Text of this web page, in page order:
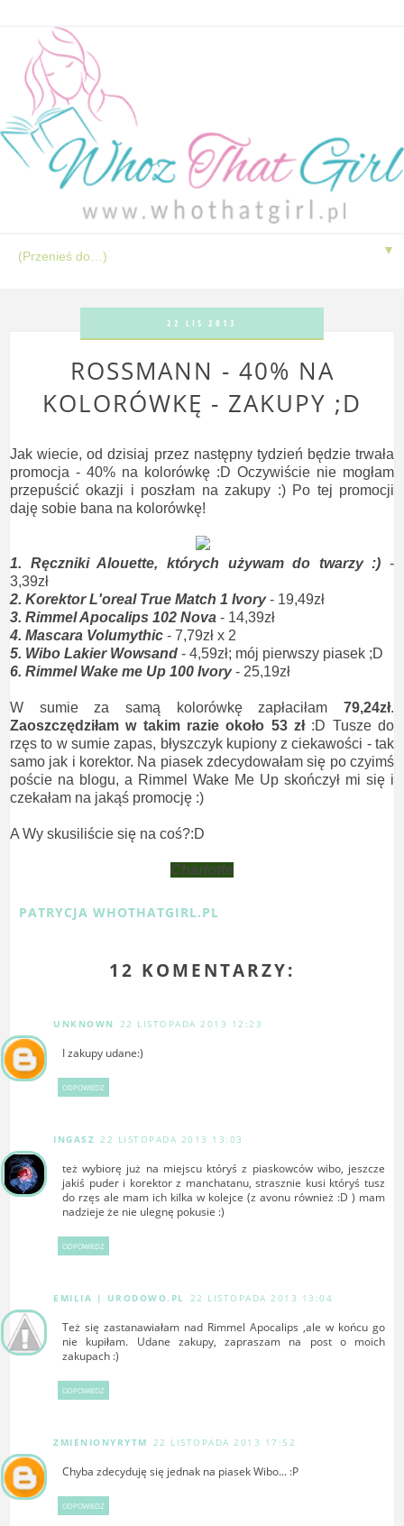
▼
22 LIS 2013
ROSSMANN - 40% NA
KOLORÓWKĘ - ZAKUPY ;D
Jak wiecie, od dzisiaj przez następny tydzień będzie trwała
promocja - 40% na kolorówkę :D Oczywiście nie mogłam
przepuścić okazji i poszłam na zakupy :) Po tej promocji
daję sobie bana na kolorówkę!
1. Ręczniki Alouette, których używam do twarzy :) -
3,39zł
2. Korektor L'oreal True Match 1 Ivory- 19,49zł
3. Rimmel Apocalips 102 Nova - 14,39zł
4. Mascara Volumythic - 7,79zł x 2
5. Wibo Lakier Wowsand - 4,59zł; mój pierwszy piasek ;D
6. Rimmel Wake me Up 100 Ivory- 25,19zł
W sumie za samą kolorówkę zapłaciłam 79,24zł.
Zaoszczędziłam w takim razie około 53 zł :D Tusze do
rzęs to w sumie zapas, błyszczyk kupiony z ciekawości - tak
samo jak i korektor. Na piasek zdecydowałam się po czyimś
poście na blogu, a Rimmel Wake Me Up skończył mi się i
czekałam na jakąś promocję :)
A Wy skusiliście się na coś?:D
Charlotte
PATRYCJA WHOTHATGIRL.PL
12 KOMENTARZY:
UNKNOWN 22 LISTOPADA 2013 12:23
I zakupy udane:)
ODPOWIEDZ
INGASZ 22 LISTOPADA 2013 13:03
też wybiorę już na miejscu któryś z piaskowców wibo, jeszcze
jakiś puder i korektor z manchatanu, strasznie kusi któryś tusz
do rzęs ale mam ich kilka w kolejce (z avonu również :D ) mam
nadzieje że nie ulegnę pokusie :)
ODPOWIEDZ
EMILIA | URODOWO.PL 22 LISTOPADA 2013 13:04
Też się zastanawiałam nad Rimmel Apocalips ,ale w końcu go
nie kupiłam. Udane zakupy, zapraszam na post o moich
zakupach :)
ODPOWIEDZ
ZMIENIONYRYTM 22 LISTOPADA 2013 17:52
Chyba zdecyduję się jednak na piasek Wibo... :P
ODPOWIEDZ